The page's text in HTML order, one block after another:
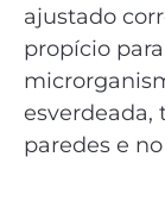
ajustado
propício
esverdeada,
paredes e